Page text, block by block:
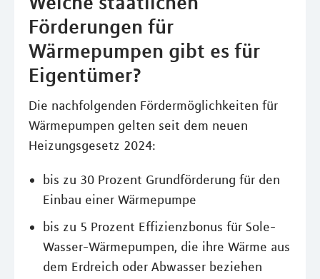
Förderungen für
Wärmepumpen gibt es für
Eigentümer?
Die nachfolgenden Fördermöglichkeiten für
Wärmepumpen gelten seit dem neuen
Heizungsgesetz 2024:
bis zu 30 Prozent Grundförderung für den
Einbau einer Wärmepumpe
bis zu 5 Prozent Effizienzbonus für Sole-
Wasser-Wärmepumpen, die ihre Wärme aus
dem Erdreich oder Abwasser beziehen